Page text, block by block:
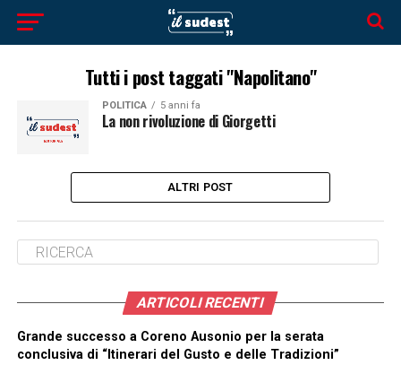
Tutti i post taggati "Napolitano"
POLITICA 5 anni fa
La non rivoluzione di Giorgetti
ALTRI POST
ARTICOLI RECENTI
Grande successo a Coreno Ausonio per la serata
conclusiva di “Itinerari del Gusto e delle Tradizioni”